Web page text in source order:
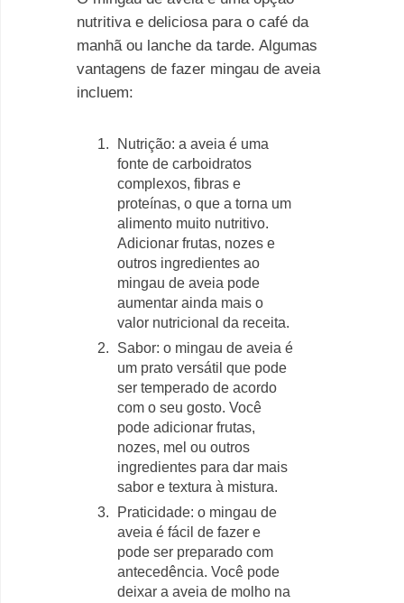
nutritiva e deliciosa para o café da
manhã ou lanche da tarde. Algumas
vantagens de fazer mingau de aveia
incluem:
Nutrição: a aveia é uma
fonte de carboidratos
complexos, fibras e
proteínas, o que a torna um
alimento muito nutritivo.
Adicionar frutas, nozes e
outros ingredientes ao
mingau de aveia pode
aumentar ainda mais o
valor nutricional da receita.
Sabor: o mingau de aveia é
um prato versátil que pode
ser temperado de acordo
com o seu gosto. Você
pode adicionar frutas,
nozes, mel ou outros
ingredientes para dar mais
sabor e textura à mistura.
Praticidade: o mingau de
aveia é fácil de fazer e
pode ser preparado com
antecedência. Você pode
deixar a aveia de molho na